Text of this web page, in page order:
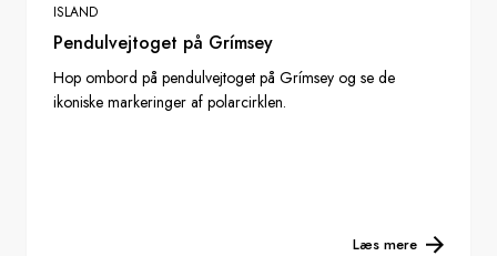
ISLAND
Pendulvejtoget på Grímsey
Hop ombord på pendulvejtoget på Grímsey og se de
ikoniske markeringer af polarcirklen.
Læs mere